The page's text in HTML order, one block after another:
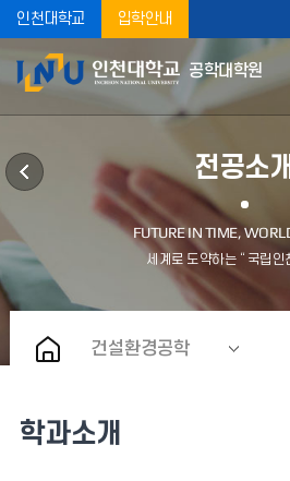
인천대학교 입학안내
공학대학원
전공소개
건설환경공학
학과소개